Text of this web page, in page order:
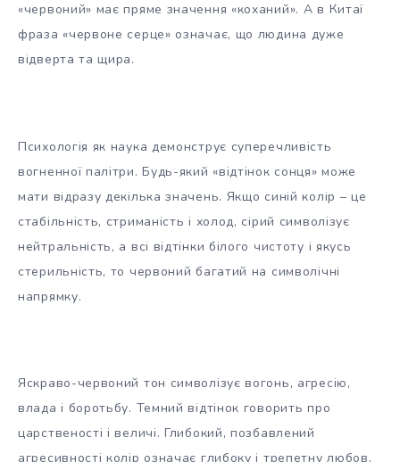
«червоний» має пряме значення «коханий». А в Китаї
фраза «червоне серце» означає, що людина дуже
відверта та щира.
Психологія як наука демонструє суперечливість
вогненної палітри. Будь-який «відтінок сонця» може
мати відразу декілька значень. Якщо синій колір – це
стабільність, стриманість і холод, сірий символізує
нейтральність, а всі відтінки білого чистоту і якусь
стерильність, то червоний багатий на символічні
напрямку.
Яскраво-червоний тон символізує вогонь, агресію,
влада і боротьбу. Темний відтінок говорить про
царственості і величі. Глибокий, позбавлений
агресивності колір означає глибоку і трепетну любов,